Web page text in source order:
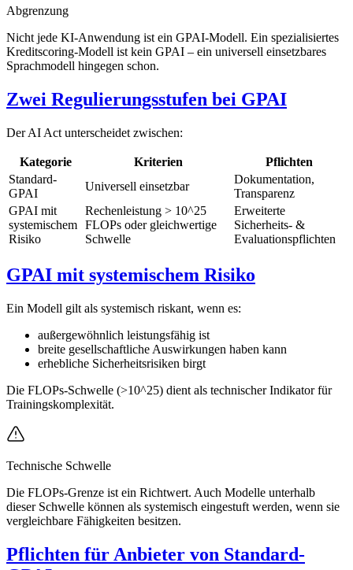
Abgrenzung
Nicht jede KI-Anwendung ist ein GPAI-Modell. Ein spezialisiertes
Kreditscoring-Modell ist kein GPAI – ein universell einsetzbares
Sprachmodell hingegen schon.
Zwei Regulierungsstufen bei GPAI
Der AI Act unterscheidet zwischen:
Kategorie Kriterien
Pflichten
Standard-
GPAI
Universell einsetzbar
Dokumentation,
Transparenz
GPAI mit
systemischem
Risiko
Rechenleistung > 10^25
FLOPs oder gleichwertige
Schwelle
Erweiterte
Sicherheits- &
Evaluationspflichten
GPAI mit systemischem Risiko
Ein Modell gilt als systemisch riskant, wenn es:
außergewöhnlich leistungsfähig ist
breite gesellschaftliche Auswirkungen haben kann
erhebliche Sicherheitsrisiken birgt
Die FLOPs-Schwelle (>10^25) dient als technischer Indikator für
Trainingskomplexität.
Technische Schwelle
Die FLOPs-Grenze ist ein Richtwert. Auch Modelle unterhalb
dieser Schwelle können als systemisch eingestuft werden, wenn sie
vergleichbare Fähigkeiten besitzen.
Pflichten für Anbieter von Standard-